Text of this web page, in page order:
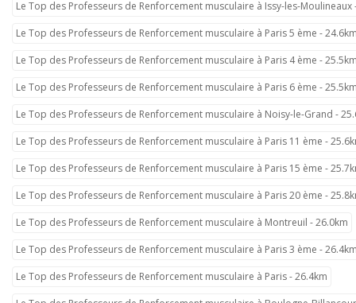
Le Top des Professeurs de Renforcement musculaire à Issy-les-Moulineaux
Le Top des Professeurs de Renforcement musculaire à Paris 5 ème -
Le Top des Professeurs de Renforcement musculaire à Paris 4 ème -
Le Top des Professeurs de Renforcement musculaire à Paris 6 ème -
Le Top des Professeurs de Renforcement musculaire à Noisy-le-Grand -
Le Top des Professeurs de Renforcement musculaire à Paris 11 ème -
Le Top des Professeurs de Renforcement musculaire à Paris 15 ème -
Le Top des Professeurs de Renforcement musculaire à Paris 20 ème -
Le Top des Professeurs de Renforcement musculaire à Montreuil - 26.0km
Le Top des Professeurs de Renforcement musculaire à Paris 3 ème -
Le Top des Professeurs de Renforcement musculaire à Paris - 26.4km